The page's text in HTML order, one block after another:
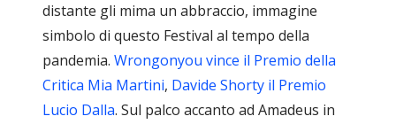
distante gli mima un abbraccio, immagine
simbolo di questo Festival al tempo della
pandemia.Wrongonyou vince il Premio della
Critica Mia Martini, Davide Shorty il Premio
Lucio Dalla. Sul palco accanto ad Amadeus in